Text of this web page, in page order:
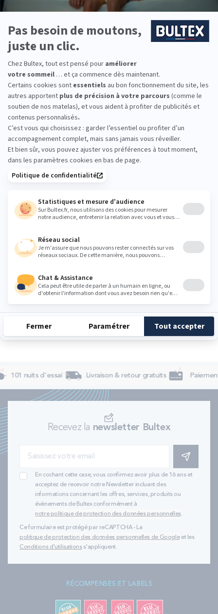
enfants aux modèles adultes, vous trouverez des
solutions adaptées à chaque âge et morphologie.
*Marque la plus détenue : 18 599 personnes
interrogées de février 2019 à mars 2025. Institut
CHOC LITERIE BASSE
GOULAINE : essayez avant
d’acheter
Passez en magasin pour comparer les conforts en
conditions réelles. Allongez‑vous, testez plusieurs
fermetés, et validez le bon duo matelas/sommier
avant votre achat.
chocliterie.bassegoulaine@orange.fr
Lundi 14:00 - 19:00
Mardi 10:00 - 12:00 14:00 - 19:00
Jeudi 10:00 - 12:00 14:00 - 19:00
Samedi
Dimanche Fermé
101 nuits d'essai Livraison & retour gratuits
Recevez la newsletter Bultex
S'INSCRIRE
En cochant cette case, vous confirmez avoir plus de 16 ans et
acceptez de recevoir notre Newsletter incluant des
informations concernant les offres, services, produits ou
évènements de Bultex conformément à
notre politique de protection des données personnelles.
Ce formulaire est protégé par reCAPTCHA - La
politique de protection des données personnelles de Googleet les
Conditions d'utilisationss'appliquent.
RÉCOMPENSES ET LABELS